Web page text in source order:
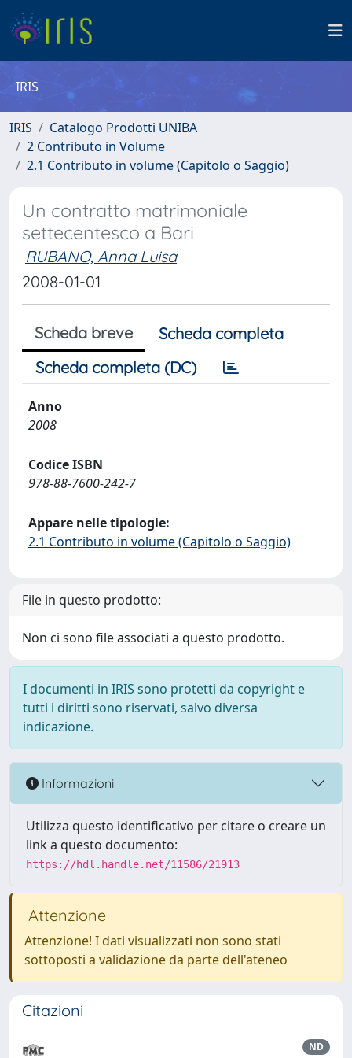
IRIS
IRIS
Catalogo Prodotti UNIBA
2 Contributo in Volume
2.1 Contributo in volume (Capitolo o Saggio)
Un contratto matrimoniale
settecentesco a Bari
RUBANO, Anna Luisa
2008-01-01
Scheda breve
Scheda completa
Scheda completa (DC)
Anno
2008
Codice ISBN
978-88-7600-242-7
Appare nelle tipologie:
2.1 Contributo in volume (Capitolo o Saggio)
File in questo prodotto:
Non ci sono file associati a questo prodotto.
I documenti in IRIS sono protetti da copyright e
tutti i diritti sono riservati, salvo diversa
indicazione.
Informazioni
Utilizza questo identificativo per citare o creare un
link a questo documento:
https://hdl.handle.net/11586/21913
Attenzione
Attenzione! I dati visualizzati non sono stati
sottoposti a validazione da parte dell'ateneo
Citazioni
ND